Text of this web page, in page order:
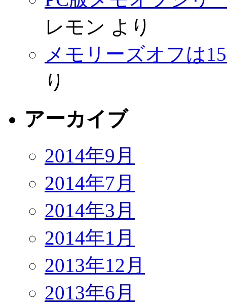
レモン より
メモリーズオフは
り
アーカイブ
2014年9月
2014年7月
2014年3月
2014年1月
2013年12月
2013年6月